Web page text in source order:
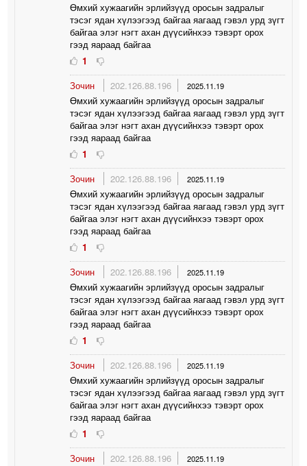
Өмхий хужаагийн эрлийзүүд оросын задралыг
тэсэг ядан хүлээгээд байгаа яагаад гэвэл урд зүгт
байгаа элэг нэгт ахан дүүсийнхээ тэвэрт орох
гээд яараад байгаа
1
Зочин
202.126.88.196 2025.11.19
Өмхий хужаагийн эрлийзүүд оросын задралыг
тэсэг ядан хүлээгээд байгаа яагаад гэвэл урд зүгт
байгаа элэг нэгт ахан дүүсийнхээ тэвэрт орох
гээд яараад байгаа
1
Зочин
202.126.88.196 2025.11.19
Өмхий хужаагийн эрлийзүүд оросын задралыг
тэсэг ядан хүлээгээд байгаа яагаад гэвэл урд зүгт
байгаа элэг нэгт ахан дүүсийнхээ тэвэрт орох
гээд яараад байгаа
1
Зочин
202.126.88.196 2025.11.19
Өмхий хужаагийн эрлийзүүд оросын задралыг
тэсэг ядан хүлээгээд байгаа яагаад гэвэл урд зүгт
байгаа элэг нэгт ахан дүүсийнхээ тэвэрт орох
гээд яараад байгаа
1
Зочин
202.126.88.196 2025.11.19
Өмхий хужаагийн эрлийзүүд оросын задралыг
тэсэг ядан хүлээгээд байгаа яагаад гэвэл урд зүгт
байгаа элэг нэгт ахан дүүсийнхээ тэвэрт орох
гээд яараад байгаа
1
Зочин
202.126.88.196 2025.11.19